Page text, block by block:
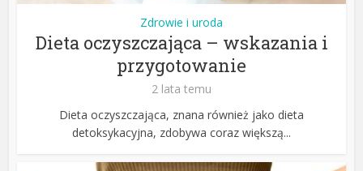
Zdrowie i uroda
Dieta oczyszczająca – wskazania i
przygotowanie
2 lata temu
Dieta oczyszczająca, znana również jako dieta
detoksykacyjna, zdobywa coraz większą...